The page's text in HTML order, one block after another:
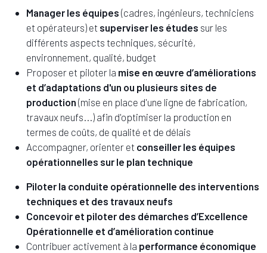
Manager les équipes (cadres, ingénieurs, techniciens
et opérateurs) et superviser les études sur les
différents aspects techniques, sécurité,
environnement, qualité, budget
Proposer et piloter la mise en œuvre d’améliorations
et d’adaptations d'un ou plusieurs sites de
production (mise en place d'une ligne de fabrication,
travaux neufs...) afin d'optimiser la production en
termes de coûts, de qualité et de délais
Accompagner, orienter et conseiller les équipes
opérationnelles sur le plan technique
Piloter la conduite opérationnelle des interventions
techniques et des travaux neufs
Concevoir et piloter des démarches d’Excellence
Opérationnelle et d’amélioration continue
Contribuer activement à la performance économique